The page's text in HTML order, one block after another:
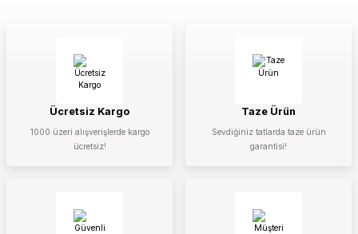
Ücretsiz Kargo
1000 üzeri alışverişlerde kargo
ücretsiz!
Taze Ürün
Sevdiğiniz tatlarda taze ürün
garantisi!